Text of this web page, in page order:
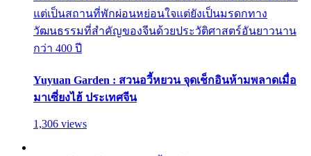
แต่เป็นสถานที่พักผ่อนหย่อนใจแต่ยังเป็นมรดกทาง
วัฒนธรรมที่สำคัญของจีนด้วยประวัติศาสตร์อันยาวนาน
กว่า 400 ปี
Yuyuan Garden : สวนอวี้หยวน จุดเช็กอินห้ามพลาดเมื่อ
มาเซี่ยงไฮ้ ประเทศจีน
1,306 views